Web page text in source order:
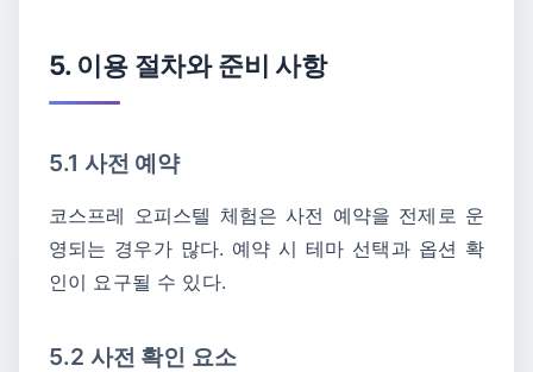
5. 이용 절차와 준비 사항
5.1 사전 예약
코스프레 오피스텔 체험은 사전 예약을 전제로 운
영되는 경우가 많다. 예약 시 테마 선택과 옵션 확
인이 요구될 수 있다.
5.2 사전 확인 요소